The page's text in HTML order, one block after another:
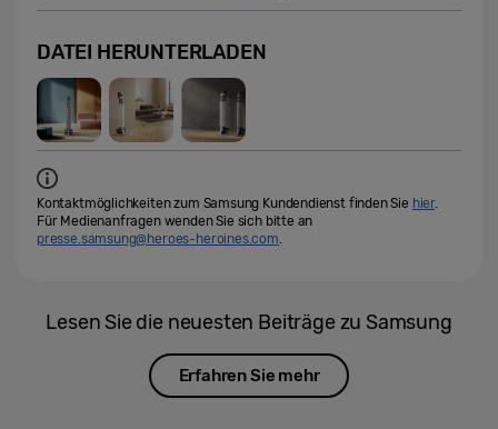
DATEI HERUNTERLADEN
Kontaktmöglichkeiten zum Samsung Kundendienst finden Sie hier.
Für Medienanfragen wenden Sie sich bitte an
presse.samsung@heroes-heroines.com.
Lesen Sie die neuesten Beiträge zu Samsung
Erfahren Sie mehr